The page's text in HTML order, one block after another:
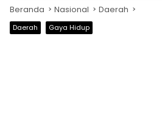
Beranda Nasional Daerah
Daerah Gaya Hidup